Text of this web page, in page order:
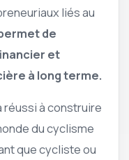
liés au
de
et
à long terme.
réussi à construire
du cyclisme
que cycliste ou